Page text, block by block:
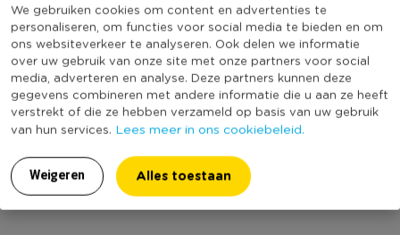
We gebruiken cookies om content en advertenties te
personaliseren, om functies voor social media te bieden en om
ons websiteverkeer te analyseren. Ook delen we informatie
over uw gebruik van onze site met onze partners voor social
media, adverteren en analyse. Deze partners kunnen deze
gegevens combineren met andere informatie die u aan ze heeft
verstrekt of die ze hebben verzameld op basis van uw gebruik
van hun services. Lees meer in ons cookiebeleid.
Weigeren Alles toestaan
Kleur
Multikleur
Productlengte (cm)
20
Duurzaamheidsscore
(Nog) geen score
bekend
Heb jij Etui pauw? Schrijf een review!